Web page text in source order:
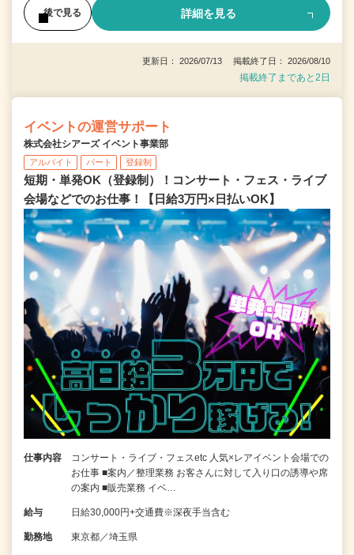
後で見る 詳細を見る
更新日： 2026/07/13 掲載終了日： 2026/08/10
掲載終了まであと2日
イベントの運営サポート
株式会社シアーズ イベント事業部
アルバイト パート 登録制
短期・単発OK（登録制）！コンサート・フェス・ライブ
会場などでのお仕事！【日給3万円×日払いOK】
仕事内容
コンサート・ライブ・フェスetc 人気×レアイベント会場での
お仕事 ■案内／整理業務 お客さんに対して入り口の誘導や席
の案内 ■販売業務 イベ…
給与 日給30,000円+交通費※深夜手当含む
勤務地 東京都／埼玉県